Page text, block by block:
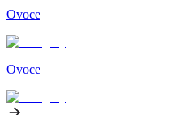
Ovoce
Ovoce